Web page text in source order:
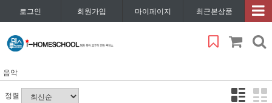
로그인 회원가입 마이페이지 최근본상품
음악
정렬